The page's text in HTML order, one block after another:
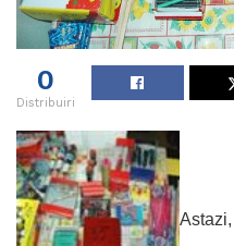
0
Distribuiri